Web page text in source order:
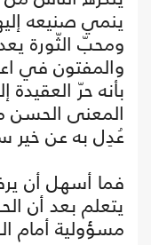
ينمي صنيعه
ومحبّ الثّورة
والمفتون في
بأنه حرّ العقيدة
المعنى الحسن
عُدِل به عن
فما أسهل أن
يتعلم بعد أن
مسؤولية أمام